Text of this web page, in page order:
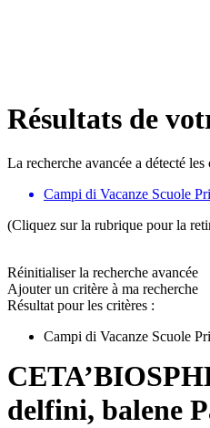
Résultats de
La recherche avancée a détecté les
Campi di Vacanze Scuole
(Cliquez sur la rubrique pour la
Réinitialiser la recherche avancée
Ajouter un critère à ma recherche
Résultat pour les critères :
Campi di Vacanze Scuole
delfini, balene